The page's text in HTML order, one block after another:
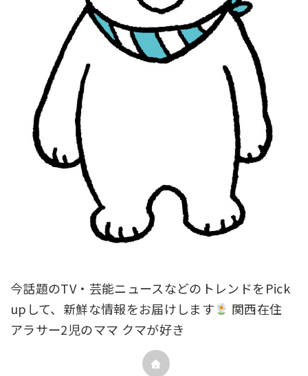
今話題のTV・芸能ニュースなどのトレンドをPick
upして、新鮮な情報をお届けします
関西在住
アラサー2児のママ クマが好き